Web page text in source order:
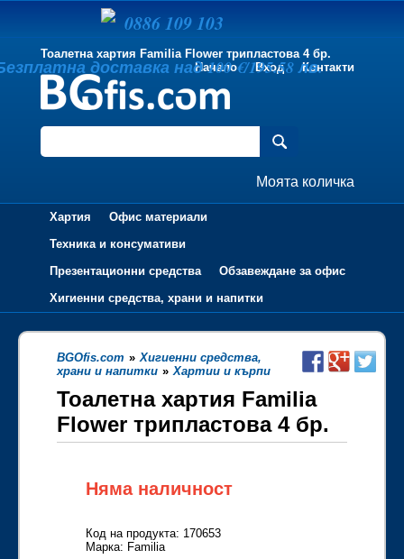
Тоалетна хартия Familia Flower трипластова 4 бр.
Начало
Вход Контакти
Моята количка
Хартия
Офис материали
Техника и консумативи
Презентационни средства
Обзавеждане за офис
Хигиенни средства, храни и напитки
BGOfis.com » Хигиенни средства,
храни и напитки » Хартии и кърпи
Тоалетна хартия Familia
Flower трипластова 4 бр.
Няма наличност
Код на продукта: 170653
Марка: Familia
0886 109 103
доставка над 100 €/195.58 лв.